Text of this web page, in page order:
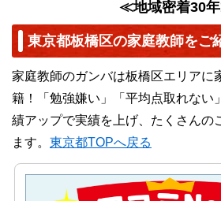
≪地域密着30
東京都板橋区の家庭教師をご
家庭教師のガンバは板橋区エリアに
籍！「勉強嫌い」「平均点取れない
績アップで実績を上げ、たくさんの
ます。 東京都TOPへ戻る